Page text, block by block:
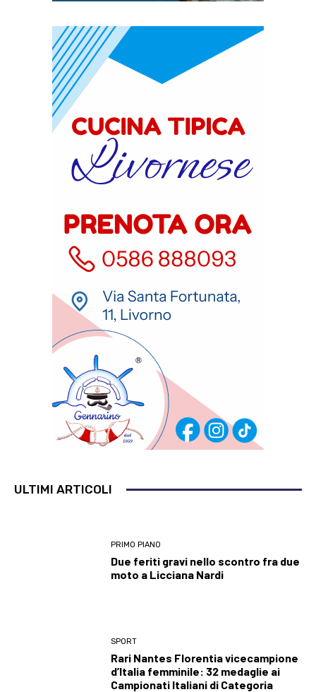
ULTIMI ARTICOLI
PRIMO PIANO
Due feriti gravi nello scontro fra due
moto a Licciana Nardi
SPORT
Rari Nantes Florentia vicecampione
d’Italia femminile: 32 medaglie ai
Campionati Italiani di Categoria